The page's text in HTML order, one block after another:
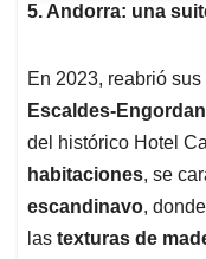
5. Andorra: una
En 2023, reabrió sus
Escaldes-
del histórico Hotel
habitaciones, se
escandinavo,
las texturas de